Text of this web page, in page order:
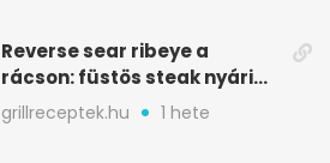
Reverse sear ribeye a
rácson: füstös steak nyári
tökkebabbal
grillreceptek.hu 1 hete